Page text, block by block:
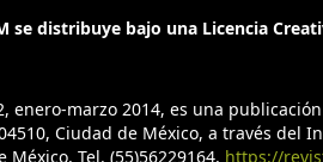
to shrimp ponds
72–79.
se distribuye bajo una Licencia
enero-marzo 2014, es una
Ciudad de México, a través
México, Tel. (55)56229164, https://